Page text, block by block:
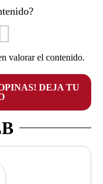
valorar el contenido.
DEJA TU